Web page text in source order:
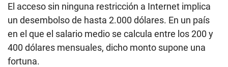
El acceso sin ninguna restricción a Internet implica
un desembolso de hasta 2.000 dólares. En un país
en el que el salario medio se calcula entre los 200 y
400 dólares mensuales, dicho monto supone una
fortuna.